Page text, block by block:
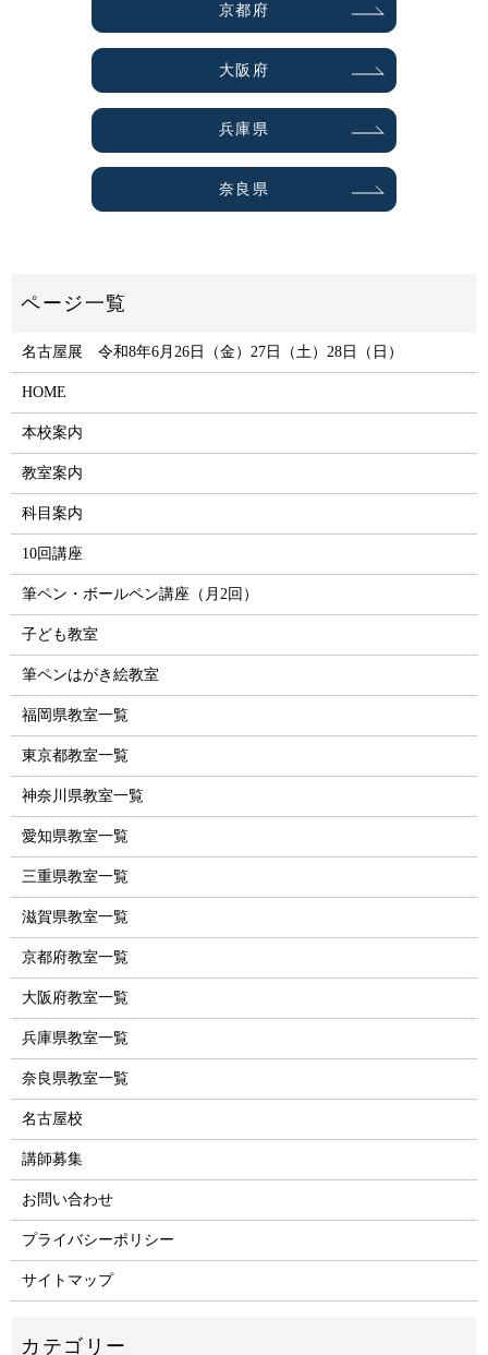
京都府
大阪府
兵庫県
奈良県
名古屋展 令和8年6月26日（金）27日（土）28日（日）
HOME
本校案内
教室案内
科目案内
10回講座
筆ペン・ボールペン講座（月2回）
子ども教室
筆ペンはがき絵教室
福岡県教室一覧
東京都教室一覧
神奈川県教室一覧
愛知県教室一覧
三重県教室一覧
滋賀県教室一覧
京都府教室一覧
大阪府教室一覧
兵庫県教室一覧
奈良県教室一覧
名古屋校
講師募集
お問い合わせ
プライバシーポリシー
サイトマップ